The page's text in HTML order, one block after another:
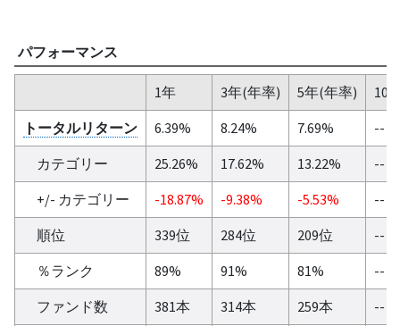
パフォーマンス
1年 3年(年率) 5年(年率)
10
トータルリターン
6.39% 8.24% 7.69%
--
カテゴリー
25.26% 17.62% 13.22%
--
+/- カテゴリー
-18.87% -9.38% -5.53%
--
順位
339位 284位 209位
--
％ランク
89% 91% 81%
--
ファンド数
381本 314本 259本
--